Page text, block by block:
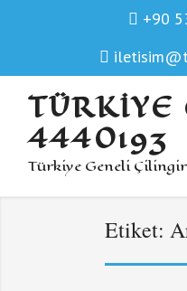
+90
TÜRKIYE
4440193
Türkiye Geneli
Etiket: